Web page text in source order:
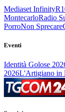
Mediaset Infinity
MontecarloRadio
PorroNon Sprecare
Eventi
Identità Golose
2026L'Artigiano in